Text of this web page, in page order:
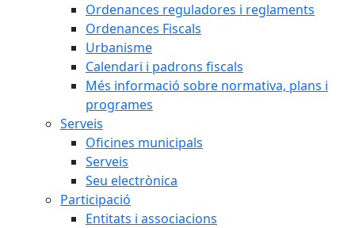
Ordenances reguladores i reglaments
Ordenances Fiscals
Urbanisme
Calendari i padrons fiscals
Més informació sobre normativa, plans i
programes
Serveis
Oficines municipals
Serveis
Seu electrònica
Participació
Entitats i associacions